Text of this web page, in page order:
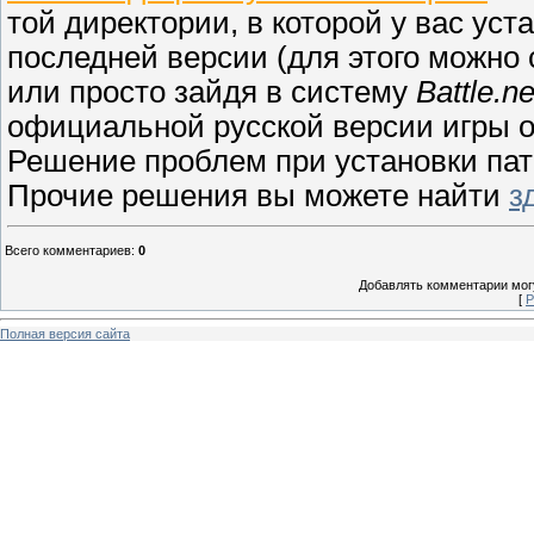
той директории, в которой у вас
последней версии (для этого можно
или просто зайдя в систему
официальной русской версии игры
Решение проблем при установки
Прочие решения вы можете найти
Всего комментариев: 0
Добавлять комментарии
[
Полная версия сайта